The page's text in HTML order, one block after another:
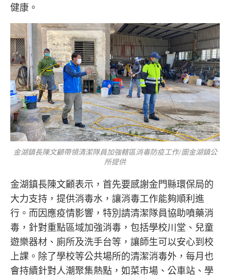
健康。
金湖鎮長陳文顧帶領清潔隊員加強轄區消毒防疫工作/圖金湖鎮公
所提供
金湖鎮長陳文顧表示，首先要感謝金門縣環保局的
大力支持，提供消毒水，讓消毒工作能夠順利進
行。而因應疫情影響，特別請清潔隊員協助噴藥消
毒，針對重點區域加強消毒，包括學校川堂、兒童
遊樂器材、廁所及洗手台等，讓師生可以安心到校
上課。除了學校等公共場所的清潔消毒外，每月也
會持續針對人潮聚集熱點，如菜市場、公車站、學